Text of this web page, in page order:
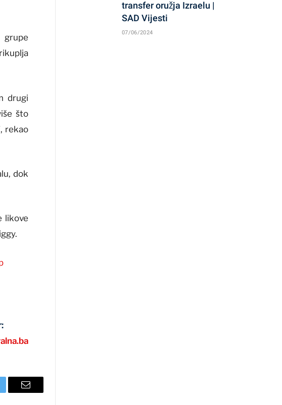
drugi
što
rekao
dok
likove
Email
transfer oružja Izraelu |
SAD Vijesti
07/06/2024